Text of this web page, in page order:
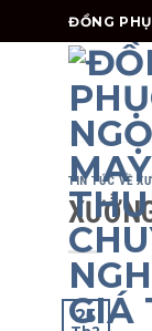
to
content
ĐỒNG
TIN TỨC VỀ
25